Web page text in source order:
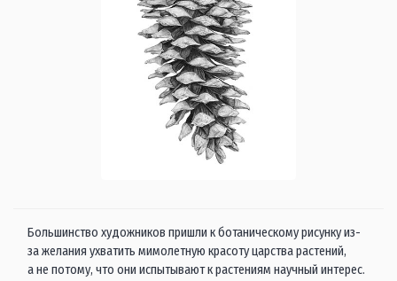
Большинство художников пришли к ботаническому рисунку из-
за желания ухватить мимолетную красоту царства растений,
а не потому, что они испытывают к растениям научный интерес.